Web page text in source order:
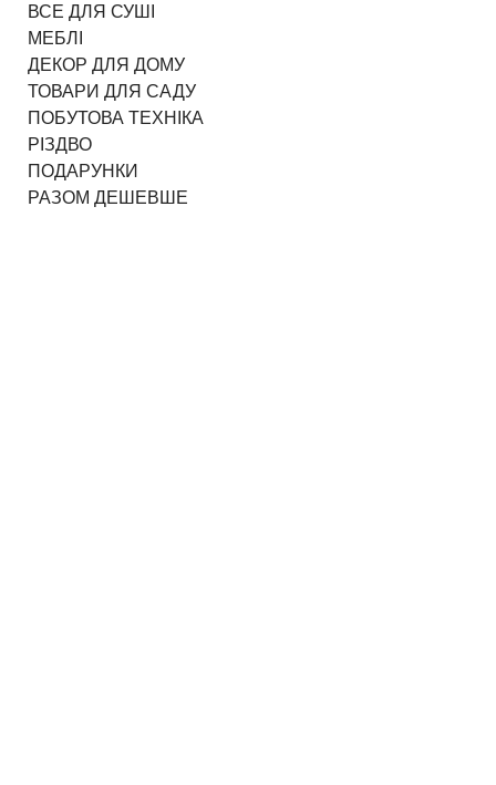
ВСЕ ДЛЯ СУШІ
МЕБЛІ
ДЕКОР ДЛЯ ДОМУ
ТОВАРИ ДЛЯ САДУ
ПОБУТОВА ТЕХНІКА
РІЗДВО
ПОДАРУНКИ
РАЗОМ ДЕШЕВШЕ